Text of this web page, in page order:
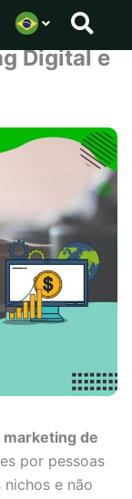
Digital e
de
por pessoas
e não